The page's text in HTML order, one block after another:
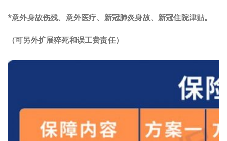
*意外身故伤残、意外医疗、 新冠肺炎身故、新冠住院津贴。
（可另外扩展猝死和误工费责任）